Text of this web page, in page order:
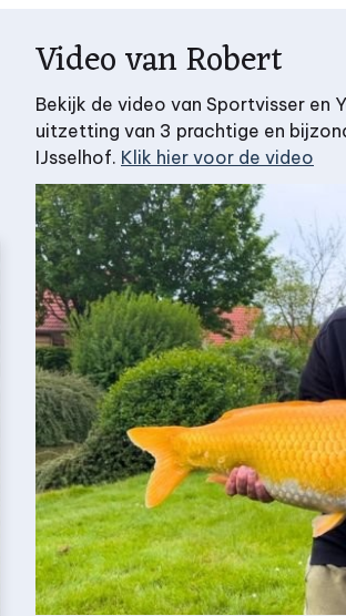
Video van Robert
Bekijk de video van Sportvisser en
uitzetting van 3 prachtige en
IJsselhof. Klik hier voor de video